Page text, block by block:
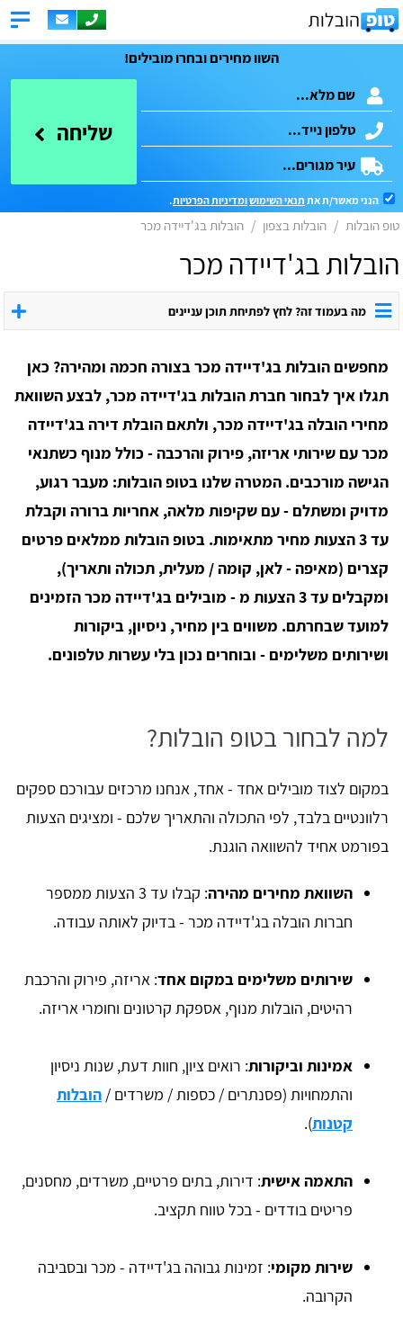
השוו מחירים ובחרו מובילים!
שליחה
הנני מאשר/ת את תנאי השימושומדיניות הפרטיות.
טופ הובלות הובלות בצפון הובלות בג'דיידה מכר
הובלות בג'דיידה מכר
מה בעמוד זה? לחץ לפתיחת תוכן עניינים
מחפשים הובלות בג'דיידה מכר בצורה חכמה ומהירה? כאן
תגלו איך לבחור חברת הובלות בג'דיידה מכר, לבצע השוואת
מחירי הובלה בג'דיידה מכר, ולתאם הובלת דירה בג'דיידה
מכר עם שירותי אריזה, פירוק והרכבה - כולל מנוף כשתנאי
הגישה מורכבים. המטרה שלנו בטופ הובלות: מעבר רגוע,
מדויק ומשתלם - עם שקיפות מלאה, אחריות ברורה וקבלת
עד 3 הצעות מחיר מתאימות. בטופ הובלות ממלאים פרטים
קצרים (מאיפה - לאן, קומה / מעלית, תכולה ותאריך),
ומקבלים עד 3 הצעות מ - מובילים בג'דיידה מכר הזמינים
למועד שבחרתם. משווים בין מחיר, ניסיון, ביקורות
ושירותים משלימים - ובוחרים נכון בלי עשרות טלפונים.
למה לבחור בטופ הובלות?
במקום לצוד מובילים אחד - אחד, אנחנו מרכזים עבורכם ספקים
רלוונטיים בלבד, לפי התכולה והתאריך שלכם - ומציגים הצעות
בפורמט אחיד להשוואה הוגנת.
השוואת מחירים מהירה
: קבלו עד 3 הצעות ממספר
חברות הובלה בג'דיידה מכר - בדיוק לאותה עבודה.
שירותים משלימים במקום אחד: אריזה, פירוק והרכבת
רהיטים, הובלות מנוף, אספקת קרטונים וחומרי אריזה.
אמינות וביקורות: רואים ציון, חוות דעת, שנות ניסיון
והתמחויות (פסנתרים / כספות / משרדים / הובלות
קטנות).
התאמה אישית: דירות, בתים פרטיים, משרדים, מחסנים,
פריטים בודדים - בכל טווח תקציב.
שירות מקומי: זמינות גבוהה בג'דיידה - מכר ובסביבה
הקרובה.